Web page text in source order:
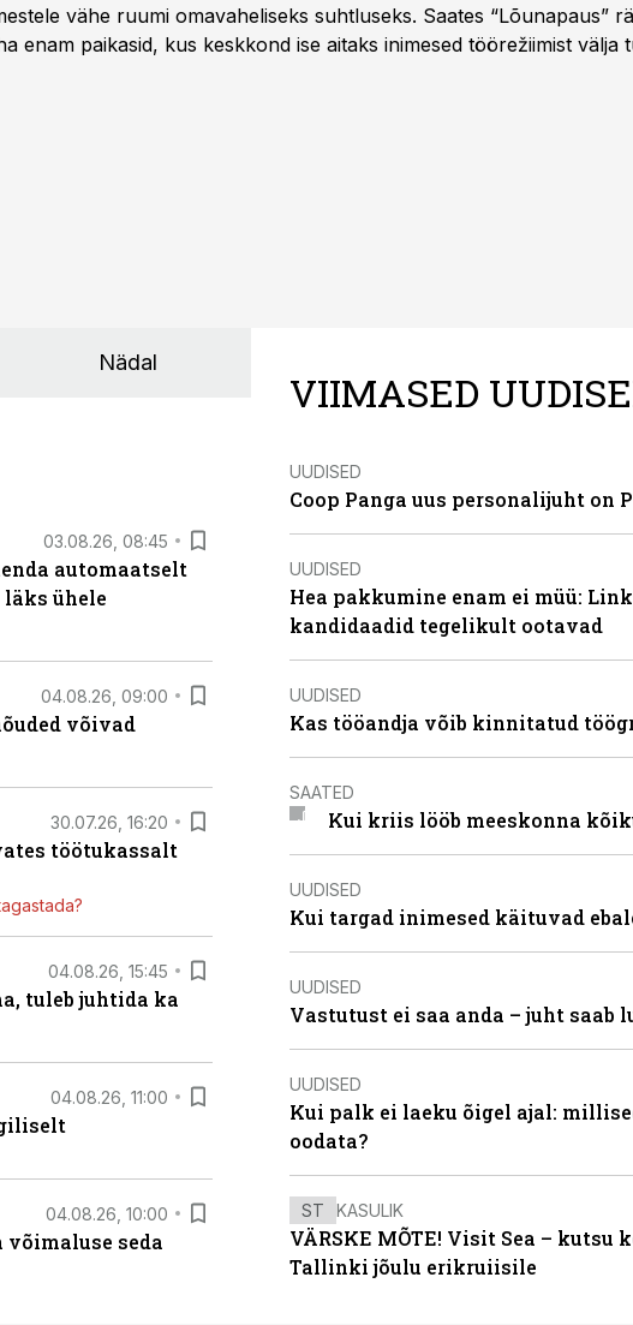
vähe ruumi omavaheliseks suhtluseks. Saates “Lõunapaus”
enam paikasid, kus keskkond ise aitaks inimesed töörežiimist välja
Nädal
03.08.26, 08:45
automaatselt
läks ühele
04.08.26, 09:00
võivad
30.07.26, 16:20
töötukassalt
04.08.26, 15:45
tuleb juhtida ka
04.08.26, 11:00
04.08.26, 10:00
võimaluse seda
VIIMASED
UUDISED
Coop Panga uus personalijuht on
UUDISED
Hea pakkumine enam ei müü:
kandidaadid tegelikult ootavad
UUDISED
Kas tööandja võib kinnitatud
SAATED
Kui kriis lööb meeskonna
UUDISED
Kui targad inimesed käituvad
UUDISED
Vastutust ei saa anda – juht saab
UUDISED
Kui palk ei laeku õigel ajal:
oodata?
ST KASULIK
VÄRSKE MÕTE! Visit Sea –
Tallinki jõulu erikruiisile